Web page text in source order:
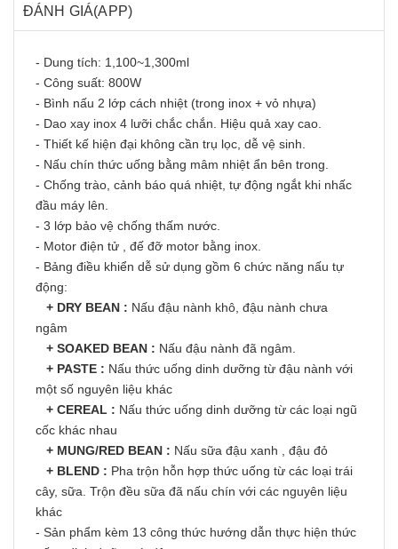
ĐÁNH GIÁ(APP)
- Dung tích: 1,100~1,300ml
- Công suất: 800W
- Bình nấu 2 lớp cách nhiệt (trong inox + vỏ nhựa)
- Dao xay inox 4 lưỡi chắc chắn. Hiệu quả xay cao.
- Thiết kế hiện đại không cần trụ lọc, dễ vệ sinh.
- Nấu chín thức uống bằng mâm nhiệt ẩn bên trong.
- Chống trào, cảnh báo quá nhiệt, tự động ngắt khi nhấc
đầu máy lên.
- 3 lớp bảo vệ chống thấm nước.
- Motor điện tử , đế đỡ motor bằng inox.
- Bảng điều khiển dễ sử dụng gồm 6 chức năng nấu tự
động:
+ DRY BEAN : Nấu đậu nành khô, đậu nành chưa
ngâm
+ SOAKED BEAN : Nấu đậu nành đã ngâm.
+ PASTE : Nấu thức uống dinh dưỡng từ đậu nành với
một số nguyên liệu khác
+ CEREAL : Nấu thức uống dinh dưỡng từ các loại ngũ
cốc khác nhau
+ MUNG/RED BEAN : Nấu sữa đậu xanh , đậu đỏ
+ BLEND : Pha trộn hỗn hợp thức uống từ các loại trái
cây, sữa. Trộn đều sữa đã nấu chín với các nguyên liệu
khác
- Sản phẩm kèm 13 công thức hướng dẫn thực hiện thức